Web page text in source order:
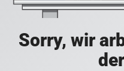
Sorry, wir